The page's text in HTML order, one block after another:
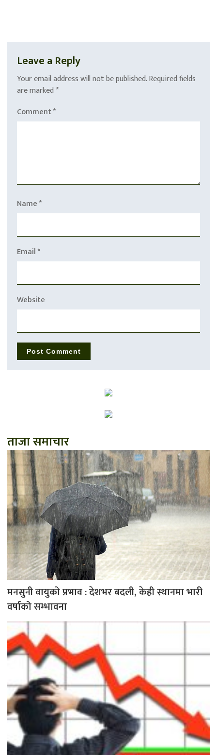
Leave a Reply
Your email address will not be published.Required fields
are marked *
Comment*
Name*
Email*
Website
ताजा समाचार
मनसुनी वायुको प्रभाव : देशभर बदली, केही स्थानमा भारी
वर्षाको सम्भावना